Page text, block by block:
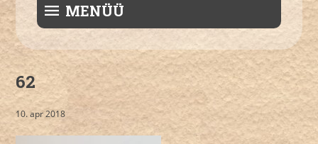
MENÜÜ
62
10. apr 2018